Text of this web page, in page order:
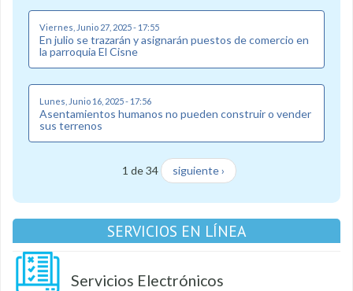
Viernes, Junio 27, 2025 - 17:55
En julio se trazarán y asignarán puestos de comercio en
la parroquia El Cisne
Lunes, Junio 16, 2025 - 17:56
Asentamientos humanos no pueden construir o vender
sus terrenos
1 de 34 siguiente ›
SERVICIOS EN LÍNEA
Servicios Electrónicos